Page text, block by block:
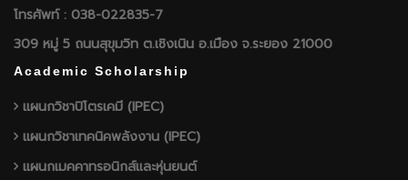
โทรศัพท์ : 038-022835-7
309 หมู่ 5 ถนนสุขุมวิท ต.เชิงเนิน อ.เมือง จ.ระยอง 21000
Academic Scholarship
แผนกวิชาปิโตรเคมี (IPEC)
แผนกวิชาเทคนิคพลังงาน (IPEC)
แผนกเมคคาทรอนิกส์และหุ่นยนต์